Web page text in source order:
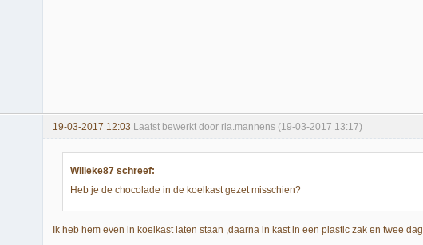
19-03-2017 12:03 Laatst bewerkt door ria.mannens (19-03-2017 13:17)
Willeke87 schreef:
Heb je de chocolade in de koelkast gezet misschien?
Ik heb hem even in koelkast laten staan ,daarna in kast in een plastic zak en twee